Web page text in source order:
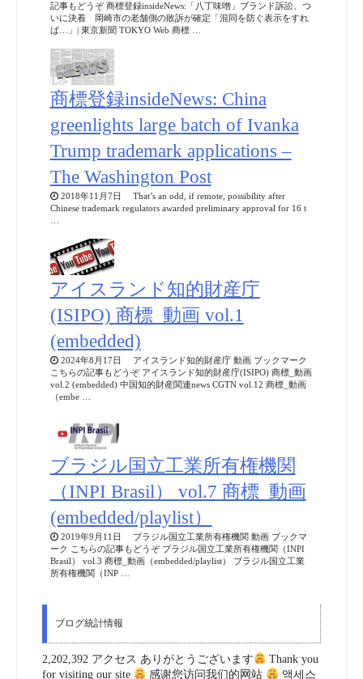
記事もどうぞ 商標登録insideNews:「八丁味噌」ブランド訴訟、つ
いに決着 岡崎市の老舗側の敗訴が確定「混同を防ぐ表示をすれ
ば…」| 東京新聞 TOKYO Web 商標 …
商標登録insideNews: China
greenlights large batch of Ivanka
Trump trademark applications –
The Washington Post
2018年11月7日 That’s an odd, if remote, possibility after
Chinese trademark regulators awarded preliminary approval for 16 t
アイスランド知的財産庁
(ISIPO) 商標_動画 vol.1
(embedded)
2024年8月17日 アイスランド知的財産庁 動画 ブックマーク
こちらの記事もどうぞ アイスランド知的財産庁(ISIPO) 商標_動画
vol.2 (embedded) 中国知的財産関連news CGTN vol.12 商標_動画
（embe …
ブラジル国立工業所有権機関
（INPI Brasil） vol.7 商標_動画
(embedded/playlist）
2019年9月11日 ブラジル国立工業所有権機関 動画 ブックマ
ーク こちらの記事もどうぞ ブラジル国立工業所有権機関（INPI
Brasil） vol.3 商標_動画（embedded/playlist） ブラジル国立工業
所有権機関（INP …
ブログ統計情報
2,202,392 アクセス ありがとうございます
Thank you
for visiting our site
感谢您访问我们的网站
액세스